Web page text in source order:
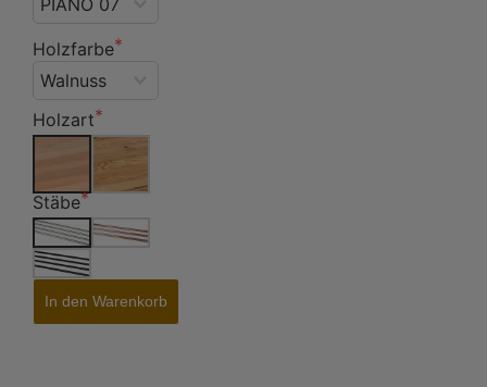
Holzfarbe
Holzart
Stäbe
In den Warenkorb